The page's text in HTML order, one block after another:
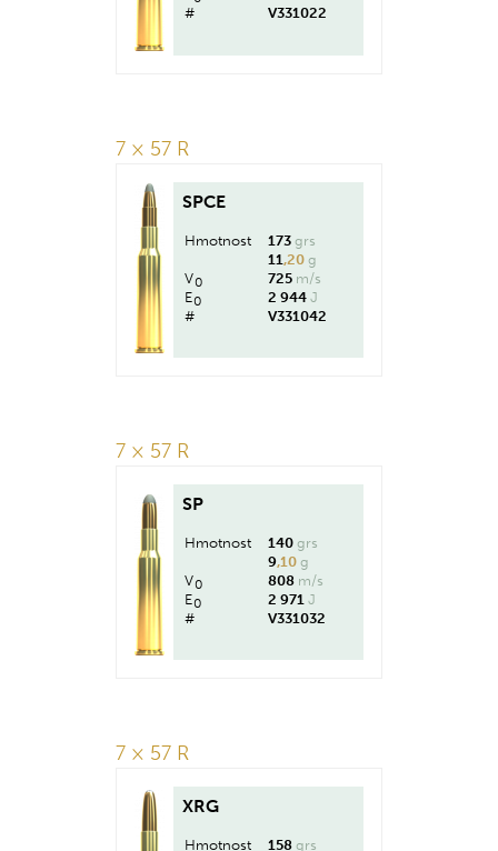
#
V331022
7 × 57 R
SPCE
Hmotnost 173 grs
11 ,20 g
V0 725 m/s
E0 2 944 J
#
V331042
7 × 57 R
SP
Hmotnost 140 grs
9,10 g
V0 808 m/s
E0 2 971 J
#
V331032
7 × 57 R
XRG
Hmotnost 158 grs